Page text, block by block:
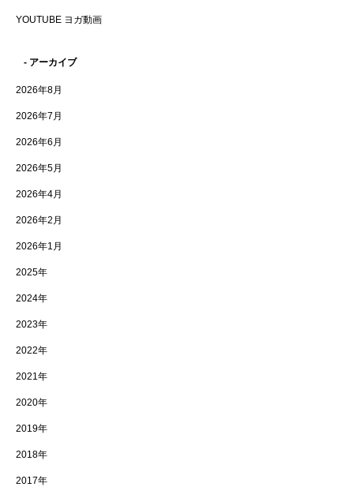
YOUTUBE ヨガ動画
- アーカイブ
2026年8月
2026年7月
2026年6月
2026年5月
2026年4月
2026年2月
2026年1月
2025年
2024年
2023年
2022年
2021年
2020年
2019年
2018年
2017年